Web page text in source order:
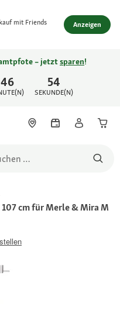
mit Friends Anzeigen
46 54
SEKUNDE(N)
– jetztsparen!
cm für Merle & Mira M